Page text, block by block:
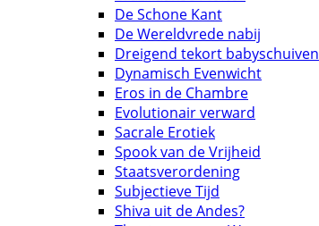
De Schone Kant
De Wereldvrede nabij
Dreigend tekort babyschuiven
Dynamisch Evenwicht
Eros in de Chambre
Evolutionair verward
Sacrale Erotiek
Spook van de Vrijheid
Staatsverordening
Subjectieve Tijd
Shiva uit de Andes?